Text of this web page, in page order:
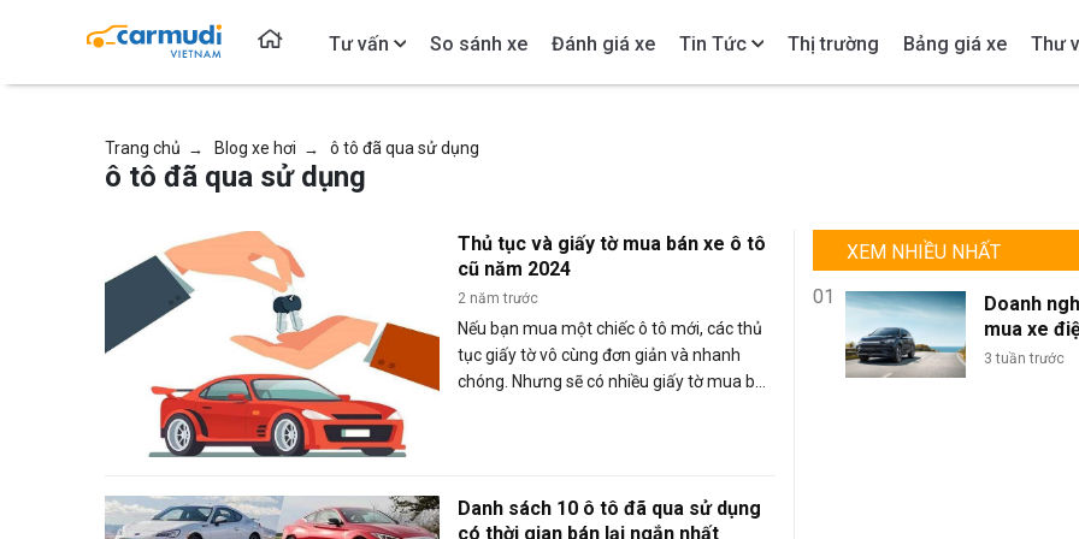
Tư vấn So sánh xe Đánh giá xe Tin Tức Thị trường Bảng giá xe Thư
Trang chủ → Blog xe hơi → ô tô đã qua sử dụng
ô tô đã qua sử dụng
Thủ tục và giấy tờ mua bán xe ô tô
cũ năm 2024
2 năm trước
Nếu bạn mua một chiếc ô tô mới, các thủ
tục giấy tờ vô cùng đơn giản và nhanh
chóng. Nhưng sẽ có nhiều giấy tờ mua bán
Danh sách 10 ô tô đã qua sử dụng
có thời gian bán lại ngắn nhất
XEM NHIỀU NHẤT
01
Doanh
mua xe
lượng lớn:
3 tuần trước